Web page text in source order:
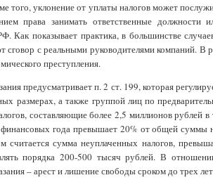
того, уклонение от уплаты налогов может
права занимать ответственные должности
Как показывает практика, в большинстве
с реальными руководителями компаний. В
преступления.
предусматривает п. 2 ст. 199, которая
размерах, а также группой лиц по
составляющие более 2,5 миллионов рублей в
финансовых года превышает 20% от общей
считается сумма неуплаченных налогов,
порядка 200-500 тысяч рублей. В
– арест и лишение свободы сроком до трех